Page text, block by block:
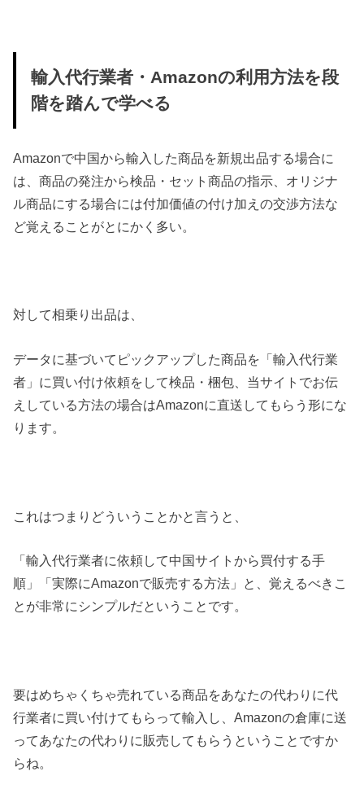
輸入代行業者・Amazonの利用方法を段
階を踏んで学べる
Amazonで中国から輸入した商品を新規出品する場合に
は、商品の発注から検品・セット商品の指示、オリジナ
ル商品にする場合には付加価値の付け加えの交渉方法な
ど覚えることがとにかく多い。
対して相乗り出品は、
データに基づいてピックアップした商品を「輸入代行業
者」に買い付け依頼をして検品・梱包、当サイトでお伝
えしている方法の場合はAmazonに直送してもらう形にな
ります。
これはつまりどういうことかと言うと、
「輸入代行業者に依頼して中国サイトから買付する手
順」「実際にAmazonで販売する方法」と、覚えるべきこ
とが非常にシンプルだということです。
要はめちゃくちゃ売れている商品をあなたの代わりに代
行業者に買い付けてもらって輸入し、Amazonの倉庫に送
ってあなたの代わりに販売してもらうということですか
らね。